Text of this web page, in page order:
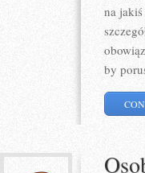
na
by